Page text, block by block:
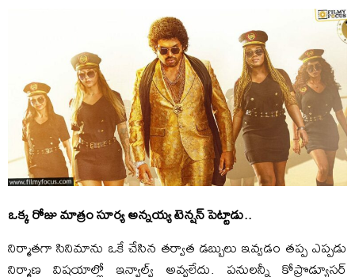
ఒక్క రోజు మాత్రం సూర్య అన్నయ్య టెన్షన్ పెట్టాడు..
నిర్మాతగా సినిమాను ఒకే చేసిన తర్వాత డబ్బులు ఇవ్వడం తప్ప ఎప్పడు
నిర్మాణ విషయాల్లో ఇన్వాల్వ్ అవ్వలేదు. పనులన్నీ కోప్రొడ్యూసర్